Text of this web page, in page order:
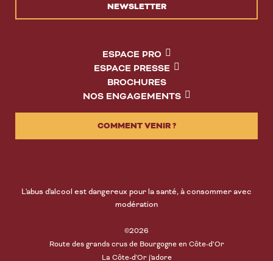
NEWSLETTER
ESPACE PRO
ESPACE PRESSE
BROCHURES
NOS ENGAGEMENTS
COMMENT VENIR ?
L'abus d'alcool est dangereux pour la santé, à consommer avec
modération
©2026
Route des grands crus de Bourgogne en Côte-d’Or
La Côte-d'Or j'adore